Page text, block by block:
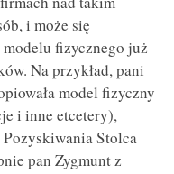
i może się
fizycznego już
Na przykład, pani
model fizyczny
i inne etcetery),
Stolca
pan Zygmunt z